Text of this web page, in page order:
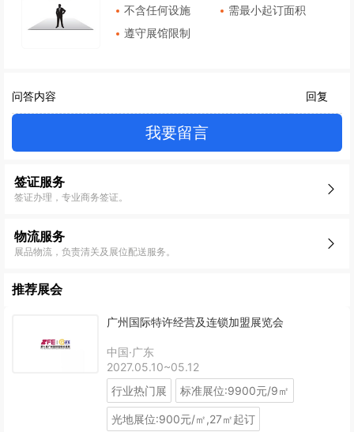
不含任何设施
需最小起订面积
遵守展馆限制
问答内容 回复
我要留言
签证服务
签证办理，专业商务签证。
物流服务
展品物流，负责清关及展位配送服务。
推荐展会
广州国际特许经营及连锁加盟展览会
中国·广东
2027.05.10~05.12
行业热门展
标准展位:9900元/9㎡
光地展位:900元/㎡,27㎡起订